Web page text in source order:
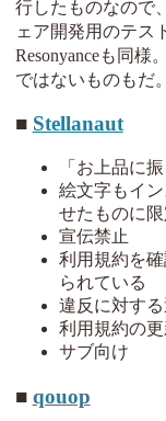
行したものなので
ェア開発用のテス
Resonyanceも同
ではないものもだ。
Stellanaut
「お上品に
絵文字もイ
せたものに
宣伝禁止
利用規約を
られている
違反に対す
利用規約の
サブ向け
qouop